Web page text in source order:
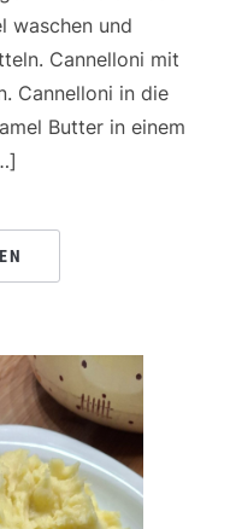
waschen und
Cannelloni mit
Cannelloni in die
Butter in einem